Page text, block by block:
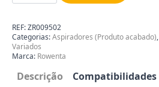
em
para
X-
Force
Rowenta
ZR009502
REF:ZR009502
Categorias:Aspiradores (Produto acabado),
Variados
Marca: Rowenta
Descrição Compatibilidades